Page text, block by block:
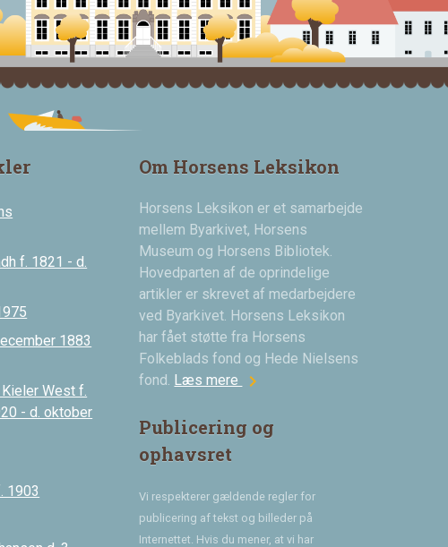
f. 1821 - d.
1883
West f.
- d. oktober
1903
Om Horsens Leksikon
Horsens Leksikon er et samarbejde
mellem Byarkivet, Horsens
Museum og Horsens Bibliotek.
Hovedparten af de oprindelige
artikler er skrevet af medarbejdere
ved Byarkivet. Horsens Leksikon
har fået støtte fra Horsens
Folkeblads fond og Hede Nielsens
fond. Læs mere chevron_right
Publicering og
ophavsret
Vi respekterer gældende regler for
publicering af tekst og billeder på
Internettet. Hvis du mener, at vi har